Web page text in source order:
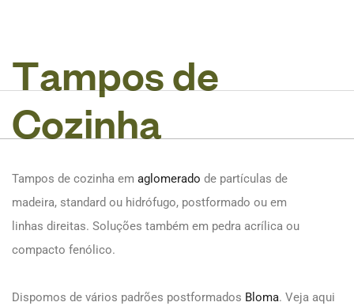
Tamposde
Cozinha
Tampos de cozinha em aglomerado de partículas de
madeira, standard ou hidrófugo, postformado ou em
linhas direitas. Soluções também em pedra acrílica ou
compacto fenólico.
Dispomos de vários padrões postformados Bloma. Veja aqui